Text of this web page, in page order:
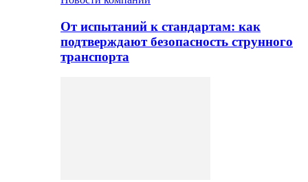
От испытаний к стандартам: как
подтверждают безопасность струнного
транспорта